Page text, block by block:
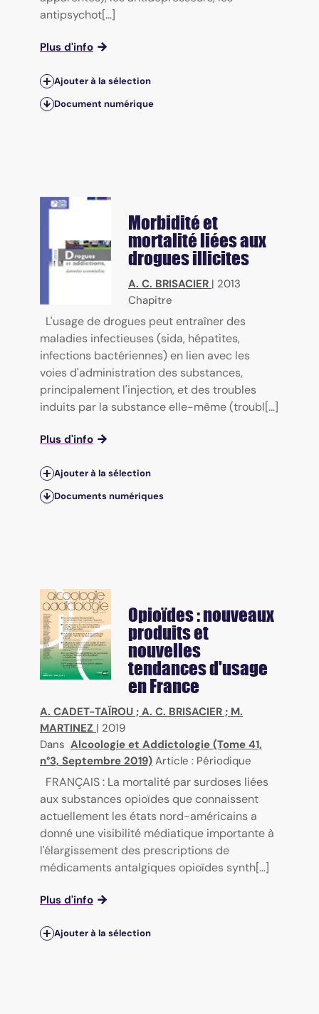
antipsychot[...]
Plus d'info
Ajouter à la sélection
Document numérique
Morbidité et
mortalité liées aux
drogues illicites
A. C. BRISACIER | 2013
Chapitre
L'usage de drogues peut entraîner des
maladies infectieuses (sida, hépatites,
infections bactériennes) en lien avec les
voies d'administration des substances,
principalement l'injection, et des troubles
induits par la substance elle-même (troubl[...]
Plus d'info
Ajouter à la sélection
Documents numériques
Opioïdes : nouveaux
produits et
nouvelles
tendances d'usage
en France
A. CADET-TAÏROU ; A. C. BRISACIER ; M.
MARTINEZ | 2019
Dans Alcoologie et Addictologie (Tome 41,
n°3, Septembre 2019) Article : Périodique
FRANÇAIS : La mortalité par surdoses liées
aux substances opioïdes que connaissent
actuellement les états nord-américains a
donné une visibilité médiatique importante à
l'élargissement des prescriptions de
médicaments antalgiques opioïdes synth[...]
Plus d'info
Ajouter à la sélection